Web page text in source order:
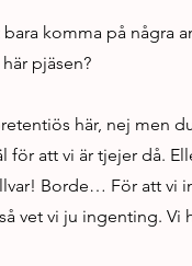
komma på några
pjäsen?
här, nej men
för att vi är tjejer då.
Borde… För att vi
vet vi ju ingenting. Vi